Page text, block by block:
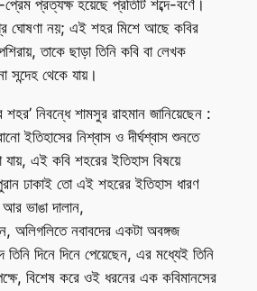
প্রত্যক্ষ হয়েছে প্রতিটি শব্দে-বর্ণে।
ঘোষণা নয়; এই শহর মিশে আছে কবির
তাকে ছাড়া তিনি কবি বা লেখক
সন্দেহ থেকে যায়।
নিবন্ধে শামসুর রাহমান জানিয়েছেন :
ইতিহাসের নিশ্বাস ও দীর্ঘশ্বাস শুনতে
যায়, এই কবি শহরের ইতিহাস বিষয়ে
ঢাকাই তো এই শহরের ইতিহাস ধারণ
ভাঙা দালান,
অলিগলিতে নবাবদের একটা অবঙ্গজ
দিনে দিনে পেয়েছেন, এর মধ্যেই তিনি
বিশেষ করে ওই ধরনের এক কবিমানসের